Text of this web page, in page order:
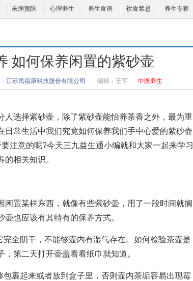
未病预防 心理养生 养生食谱 饮食禁忌 养生专家
如何保养闲置的紫砂壶
江苏民福康科技股份有限公司 编辑： 王宇 中医养生
选择紫砂壶，除了紫砂壶能怡养茶香之外，最为重
日常生活中我们究竟如何保养我们手中心爱的紫砂壶
注意的呢?今天三九益生通小编就和大家一起来学习
相关知识。
置某样东西，就像有些紫砂壶，用了一段时间就搁
也应该有其特有的保养方式。
全阴干，不能够壶内有湿气存在。如何检验茶壶是
第二天打开壶盖看看纸巾就知道。
裹起来或者放到盒子里，否则壶内茶垢容易出现霉